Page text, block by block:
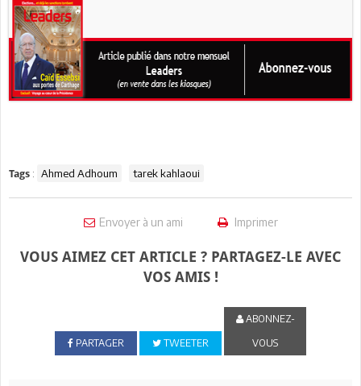
Tags : Ahmed Adhoum tarek kahlaoui
Envoyer à un ami Imprimer
VOUS AIMEZ CET ARTICLE ? PARTAGEZ-LE AVEC
VOS AMIS !
PARTAGER TWEETER
ABONNEZ-
VOUS